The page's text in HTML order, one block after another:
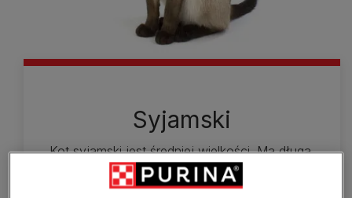
Syjamski
Kot syjamski jest średniej wielkości. Ma długą,
zwinną sylwetkę, pełną gracji i zgrabną, ale i
muskularną. Budowa ciała jest symetryczna i